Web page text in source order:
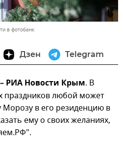
в фотобанк
Дзен Telegram
РИА Новости Крым. В
праздников любой может
в его резиденцию в
ему о своих желаниях,